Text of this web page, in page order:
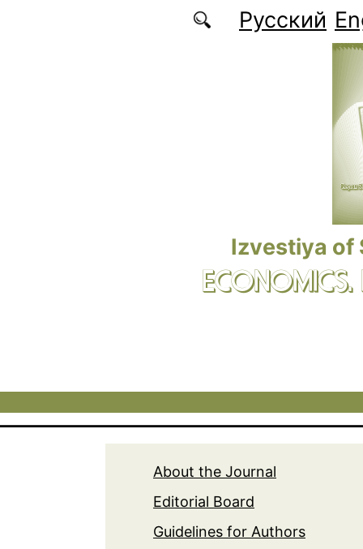
Русский
Izvestiya of
About the Journal
Editorial Board
Guidelines for Authors